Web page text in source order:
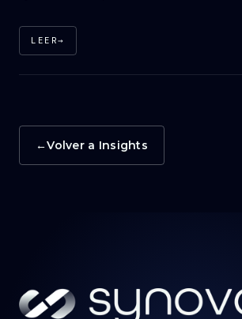
LEER→
→Volver a Insights